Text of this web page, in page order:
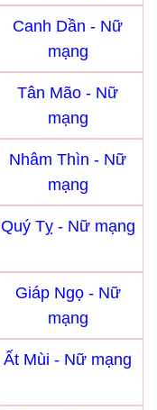
Canh Dần - Nữ
mạng
Tân Mão - Nữ
mạng
Nhâm Thìn - Nữ
mạng
Quý Tỵ - Nữ mạng
Giáp Ngọ - Nữ
mạng
Ất Mùi - Nữ mạng